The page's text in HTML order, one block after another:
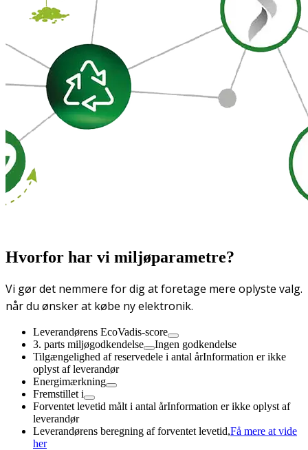
Hvorfor har vi miljøparametre?
Vi gør det nemmere for dig at foretage mere oplyste valg.
når du ønsker at købe ny elektronik.
Leverandørens EcoVadis-score
3. parts miljøgodkendelse
Ingen godkendelse
Tilgængelighed af reservedele i antal årInformation er ikke
oplyst af leverandør
Energimærkning
Fremstillet i
Forventet levetid målt i antal årInformation er ikke oplyst af
leverandør
Leverandørens beregning af forventet levetid,Få mere at vide
her